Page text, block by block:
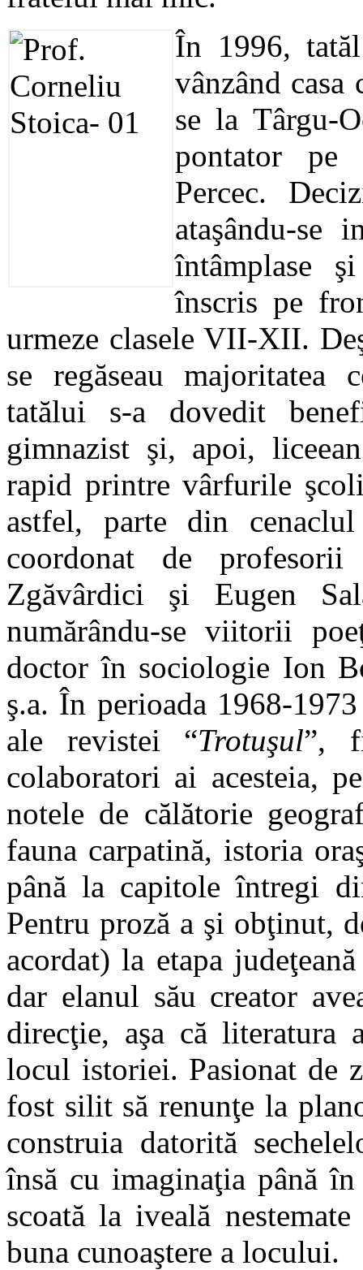
În 1996,
vânzând
se la Târgu-
pontator pe
Percec.
ataşându-se
întâmplase
înscris pe
urmeze clasele VII-XII.
se regăseau majoritatea
tatălui s-a dovedit
gimnazist şi, apoi,
rapid printre vârfurile
astfel, parte din
coordonat de profesorii
Zgăvârdici şi Eugen
numărându-se viitorii
doctor în sociologie Ion
ş.a. În perioada 1968-
ale revistei “Trotuşul”,
colaboratori ai acesteia,
notele de călătorie
fauna carpatină, istoria
până la capitole întregi
Pentru proză a şi obţinut,
acordat) la etapa
dar elanul său creator
direcţie, aşa că literatura
locul istoriei. Pasionat de
fost silit să renunţe la
construia datorită
însă cu imaginaţia până
scoată la iveală
buna cunoaştere a locului.